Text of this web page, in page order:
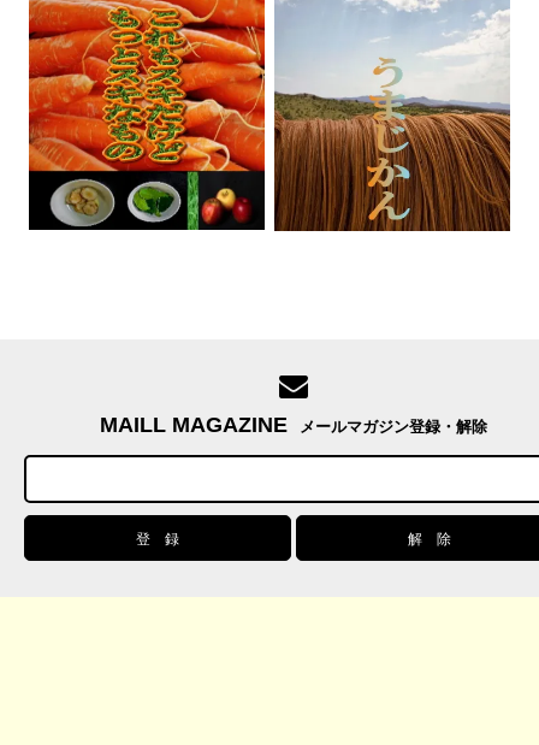
MAILL MAGAZINE メールマガジン登録・解除